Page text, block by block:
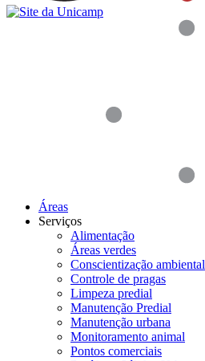
Áreas
Serviços
Alimentação
Áreas verdes
Conscientização ambiental
Controle de pragas
Limpeza predial
Manutenção Predial
Manutenção urbana
Monitoramento animal
Pontos comerciais